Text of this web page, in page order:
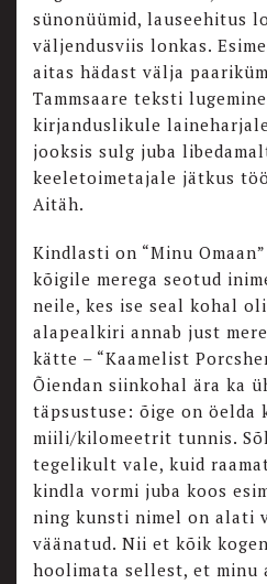
sünonüümid, lauseehitus
väljendusviis lonkas.
aitas hädast välja
Tammsaare teksti
kirjanduslikule
jooksis sulg juba
keeletoimetajale jätkus
Aitäh.
Kindlasti on “Minu
kõigile merega seotud
neile, kes ise seal kohal
alapealkiri annab just
kätte – “Kaamelist
Õiendan siinkohal ära ka
täpsustuse: õige on öelda
miili/kilomeetrit tunnis.
tegelikult vale, kuid
kindla vormi juba koos
ning kunsti nimel on alati
väänatud. Nii et kõik
hoolimata sellest, et minu